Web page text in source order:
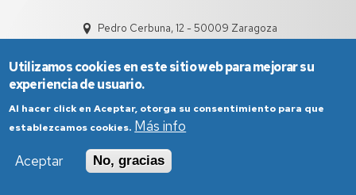
Pedro Cerbuna, 12 - 50009 Zaragoza
Aviso Legal
Condiciones generales de uso
Política de Privacidad
Utilizamos cookies en este sitio web para mejorar su
experiencia de usuario.
Al hacer click en Aceptar, otorga su consentimiento para que
establezcamos cookies. Más info
Aceptar
No, gracias